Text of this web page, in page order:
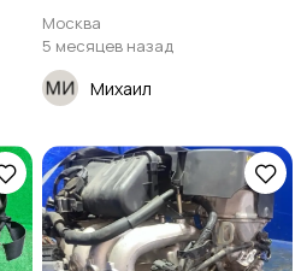
Москва
5 месяцев назад
Михаил